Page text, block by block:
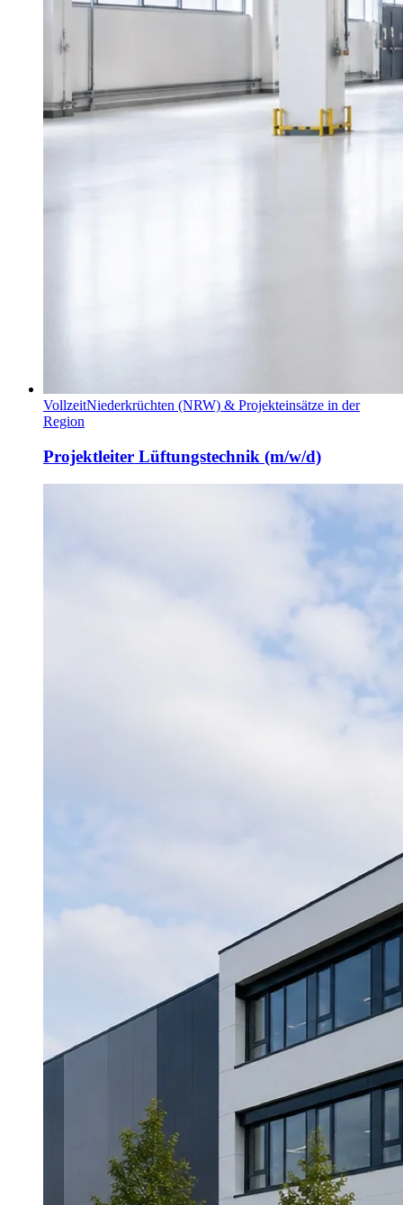
VollzeitNiederkrüchten (NRW) & Projekteinsätze in der
Region
Projektleiter Lüftungstechnik (m/w/d)